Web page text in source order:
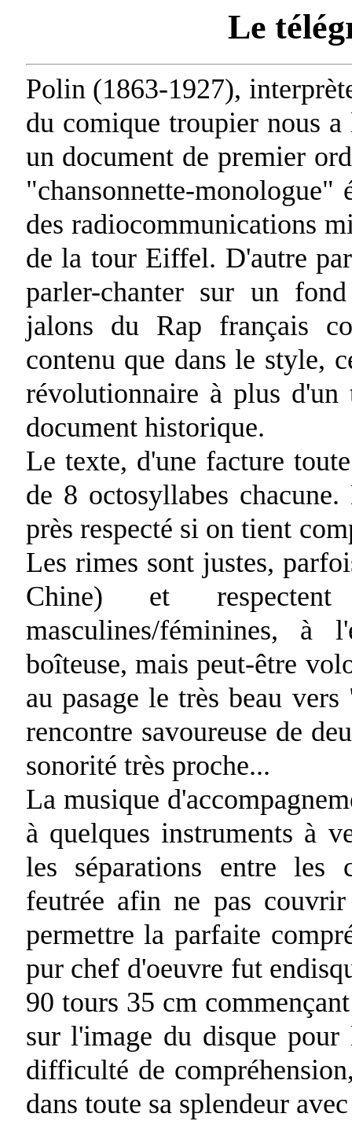
Le
Polin (1863-1927),
du comique troupier nous
un document de premier
"chansonnette-
des radiocommunications
de la tour Eiffel. D'autre
parler-chanter sur un
jalons du Rap français
contenu que dans le style,
révolutionnaire à plus
document historique.
Le texte, d'une facture
de 8 octosyllabes
près respecté si on tient
Les rimes sont justes,
Chine) et respectent
masculines/féminines, à
boîteuse, mais peut-être
au pasage le très beau
rencontre savoureuse de
sonorité très proche...
La musique
à quelques instruments à
les séparations entre les
feutrée afin ne pas
permettre la parfaite
pur chef d'oeuvre fut
90 tours 35 cm
sur l'image du disque
difficulté de
dans toute sa splendeur